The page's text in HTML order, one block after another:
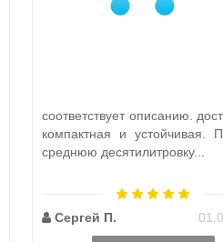
соответствует описанию.
компактная и устойчивая.
среднюю десятилитровку...
Сергей П.